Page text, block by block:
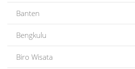
Banten
Bengkulu
Biro Wisata